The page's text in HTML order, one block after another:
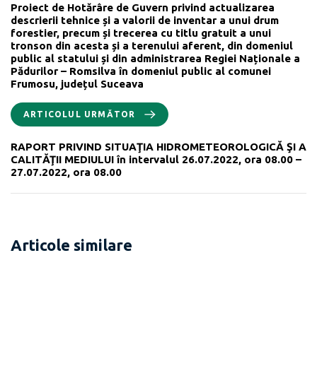
Proiect de Hotărâre de Guvern privind actualizarea
descrierii tehnice și a valorii de inventar a unui drum
forestier, precum și trecerea cu titlu gratuit a unui
tronson din acesta și a terenului aferent, din domeniul
public al statului și din administrarea Regiei Naționale a
Pădurilor – Romsilva în domeniul public al comunei
Frumosu, județul Suceava
ARTICOLUL URMĂTOR
RAPORT PRIVIND SITUAŢIA HIDROMETEOROLOGICĂ ŞI A
CALITĂŢII MEDIULUI în intervalul 26.07.2022, ora 08.00 –
27.07.2022, ora 08.00
Articole similare